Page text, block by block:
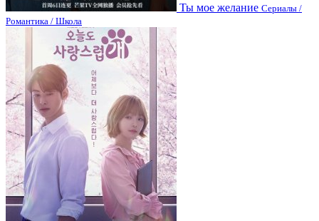
Ты мое желание Сериалы /
Романтика / Школа